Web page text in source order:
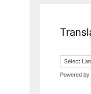
Powered by